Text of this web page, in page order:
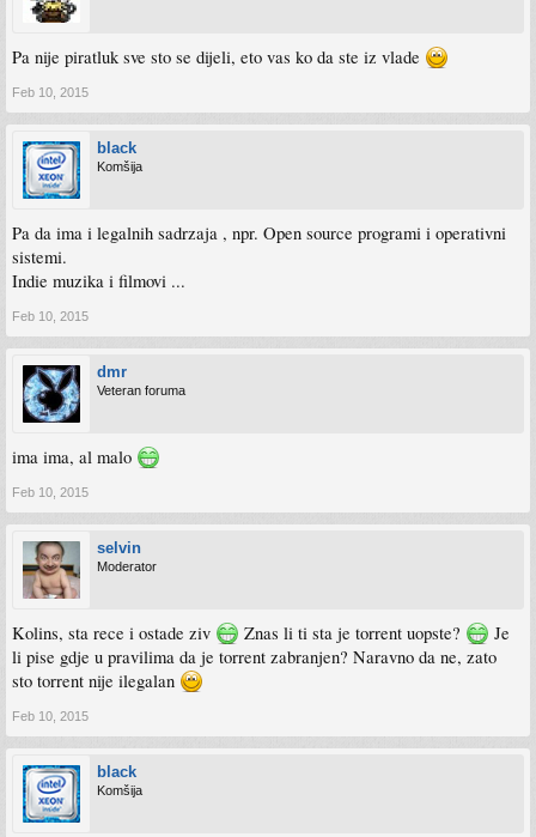
Pa nije piratluk sve sto se dijeli, eto vas ko da ste iz vlade
Feb 10, 2015
black
Komšija
Pa da ima i legalnih sadrzaja , npr. Open source programi i operativni
sistemi.
Indie muzika i filmovi ...
Feb 10, 2015
dmr
Veteran foruma
ima ima, al malo
Feb 10, 2015
selvin
Moderator
Kolins, sta rece i ostade ziv Znas li ti sta je torrent uopste?
Je
li pise gdje u pravilima da je torrent zabranjen? Naravno da ne, zato
sto torrent nije ilegalan
Feb 10, 2015
black
Komšija